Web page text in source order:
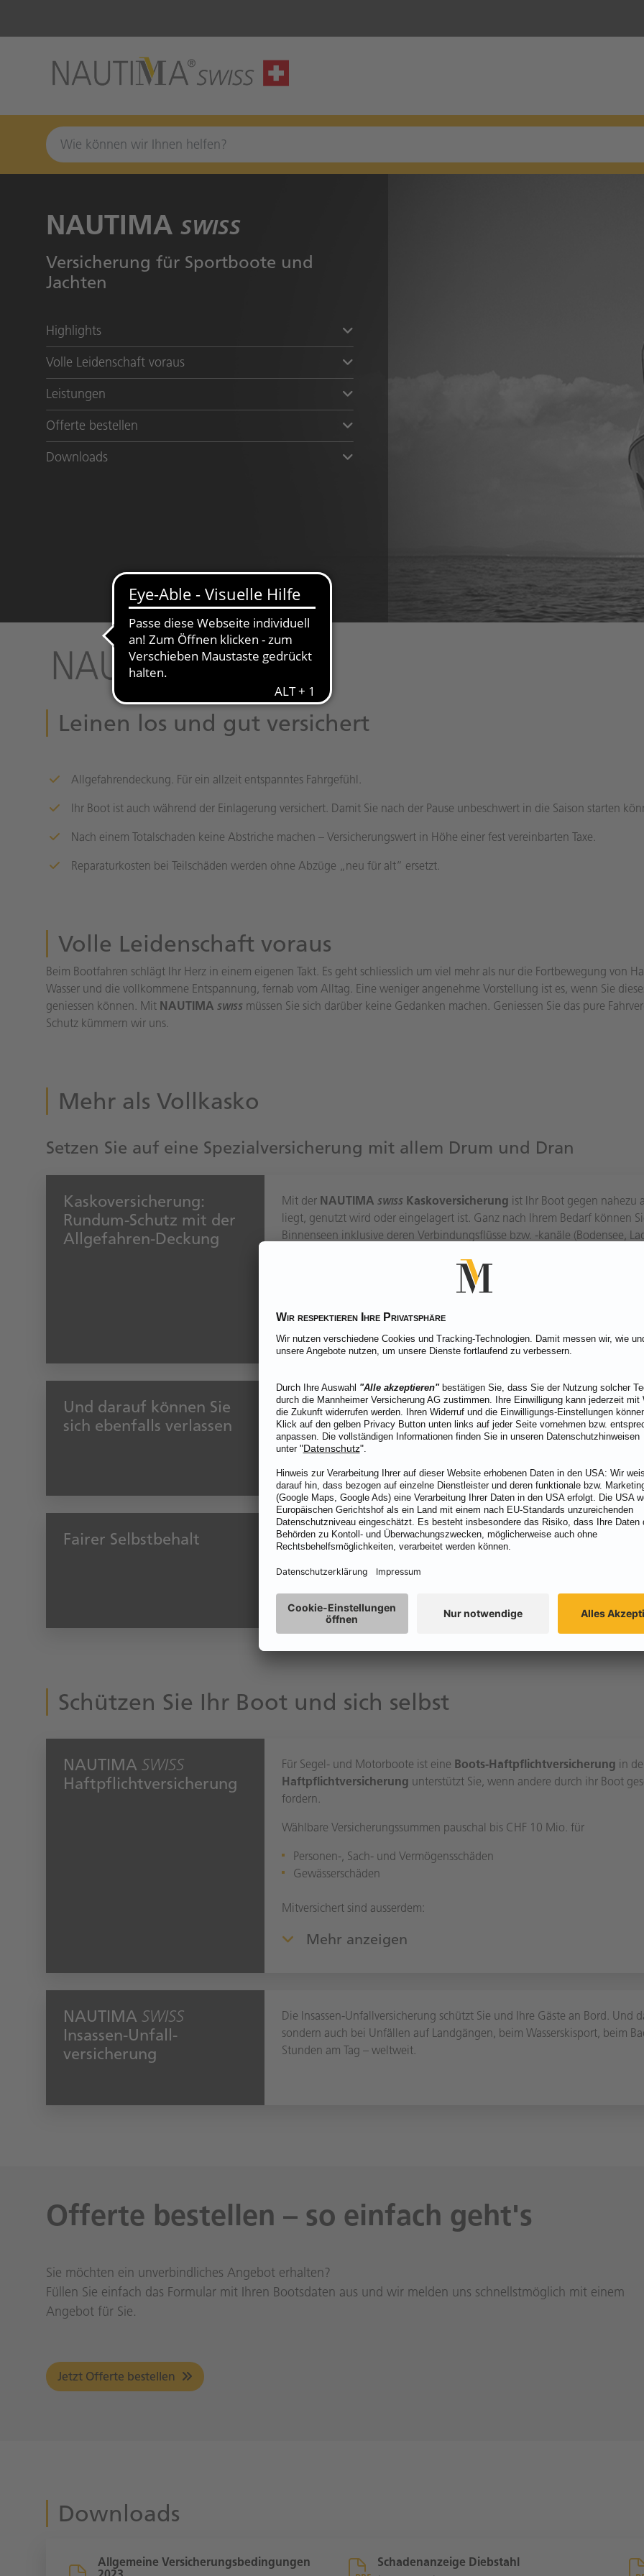
NAUTIMA SWISS
Versicherung für Sportboote und
Jachten
Highlights
Volle Leidenschaft voraus
Leistungen
Offerte bestellen
Downloads
Leinen los und gut versichert
Allgefahrendeckung. Für ein allzeit entspanntes Fahrgefühl.
Ihr Boot ist auch während der Einlagerung versichert. Damit Sie nach der Pause unbeschwert in die Saison starten
Nach einem Totalschaden keine Abstriche machen – Versicherungswert in Höhe einer fest vereinbarten Taxe.
Reparaturkosten bei Teilschäden werden ohne Abzüge „neu für alt“ ersetzt.
Volle Leidenschaft voraus
Beim Bootfahren schlägt Ihr Herz in einem eigenen Takt. Es geht schliesslich um viel mehr als nur die Fortbewegung von
Wasser und die vollkommene Entspannung, fernab vom Alltag. Eine weniger angenehme Vorstellung ist es, wenn Sie
geniessen können. Mit NAUTIMA SWISS müssen Sie sich darüber keine Gedanken machen. Geniessen Sie das pure
Schutz kümmern wir uns.
Mehr als Vollkasko
Setzen Sie auf eine Spezialversicherung mit allem Drum und Dran
Kaskoversicherung:
Rundum-Schutz mit der
Allgefahren-Deckung
Mit der NAUTIMA SWISS Kaskoversicherung ist Ihr Boot gegen nahezu
liegt, genutzt wird oder eingelagert ist. Ganz nach Ihrem Bedarf können
Binnenseen inklusive deren Verbindungsflüsse bzw. -kanäle (Bodensee,
Kaskoversicherung
Ereignisse. Versichert sind zum Beispiel:
Und darauf können Sie
sich ebenfalls verlassen
Bei einem versicherten Schaden fallen manchmalzusätzliche Kosten
zum Beispiel:
Mehr anzeigen
Fairer Selbstbehalt Bei Totalverlust sowie Schäden an persönlichen Effekten entfällt der
Schützen Sie Ihr Boot und sich selbst
NAUTIMA SWISS
Haftpflichtversicherung
Für Segel- und Motorboote ist eine Boots-Haftpflichtversicherung in
Haftpflichtversicherung unterstützt Sie, wenn andere durch ihr Boot
fordern.
Wählbare Versicherungssummen pauschal bis CHF 10 Mio. für
Personen-, Sach- und Vermögensschäden
Gewässerschäden
Mitversichert sind ausserdem:
Mehr anzeigen
NAUTIMA SWISS
Insassen-Unfall-
versicherung
Die Insassen-Unfallversicherung schützt Sie und Ihre Gäste an Bord.
sondern auch bei Unfällen auf Landgängen, beim Wasserskisport, beim
Stunden am Tag – weltweit.
Offerte bestellen – so einfach geht's
Sie möchten ein unverbindliches Angebot erhalten?
Füllen Sie einfach das Formular mit Ihren Bootsdaten aus und wir melden uns schnellstmöglich mit einem
Angebot für Sie.
Jetzt Offerte bestellen
Downloads
Allgemeine Versicherungsbedingungen
Schadenanzeige Diebstahl